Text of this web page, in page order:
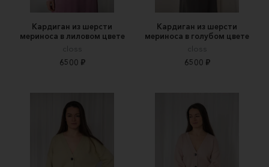
Кардиган из шерсти
мериноса в лиловом цвете
closs
6500 ₽
Кардиган из шерсти
мериноса в голубом цвете
closs
6500 ₽